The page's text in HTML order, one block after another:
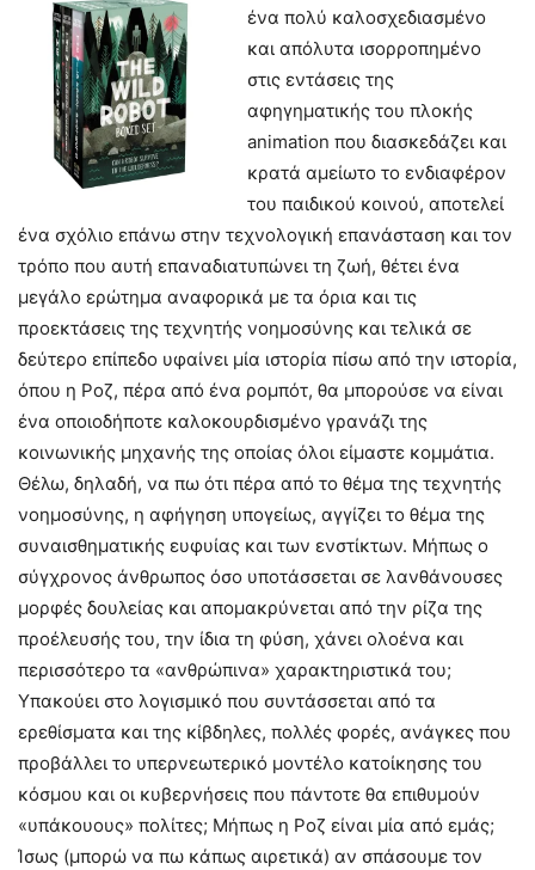
ένα πολύ καλοσχεδιασμένο
και απόλυτα ισορροπημένο
στις εντάσεις της
αφηγηματικής του πλοκής
animation που διασκεδάζει και
κρατά αμείωτο το ενδιαφέρον
του παιδικού κοινού, αποτελεί
ένα σχόλιο επάνω στην τεχνολογική επανάσταση και τον
τρόπο που αυτή επαναδιατυπώνει τη ζωή, θέτει ένα
μεγάλο ερώτημα αναφορικά με τα όρια και τις
προεκτάσεις της τεχνητής νοημοσύνης και τελικά σε
δεύτερο επίπεδο υφαίνει μία ιστορία πίσω από την ιστορία,
όπου η Ροζ, πέρα από ένα ρομπότ, θα μπορούσε να είναι
ένα οποιοδήποτε καλοκουρδισμένο γρανάζι της
κοινωνικής μηχανής της οποίας όλοι είμαστε κομμάτια.
Θέλω, δηλαδή, να πω ότι πέρα από το θέμα της τεχνητής
νοημοσύνης, η αφήγηση υπογείως, αγγίζει το θέμα της
συναισθηματικής ευφυίας και των ενστίκτων. Μήπως ο
σύγχρονος άνθρωπος όσο υποτάσσεται σε λανθάνουσες
μορφές δουλείας και απομακρύνεται από την ρίζα της
προέλευσής του, την ίδια τη φύση, χάνει ολοένα και
περισσότερο τα «ανθρώπινα» χαρακτηριστικά του;
Υπακούει στο λογισμικό που συντάσσεται από τα
ερεθίσματα και της κίβδηλες, πολλές φορές, ανάγκες που
προβάλλει το υπερνεωτερικό μοντέλο κατοίκησης του
κόσμου και οι κυβερνήσεις που πάντοτε θα επιθυμούν
«υπάκουους» πολίτες; Μήπως η Ροζ είναι μία από εμάς;
Ίσως (μπορώ να πω κάπως αιρετικά) αν σπάσουμε τον